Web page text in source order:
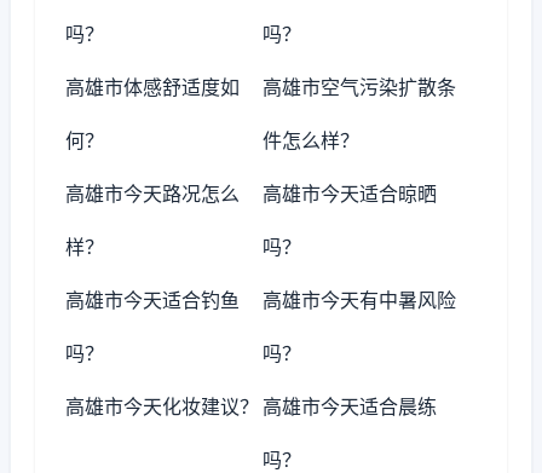
吗？ 吗？
高雄市体感舒适度如
何？
高雄市空气污染扩散条
件怎么样？
高雄市今天路况怎么
样？
高雄市今天适合晾晒
吗？
高雄市今天适合钓鱼
吗？
高雄市今天有中暑风险
吗？
高雄市今天化妆建议？ 高雄市今天适合晨练
吗？